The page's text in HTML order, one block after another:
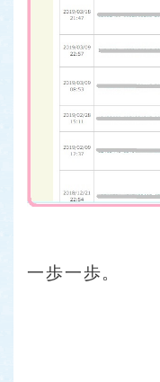
一歩一歩。